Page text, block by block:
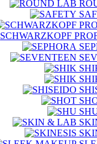
SCHWARZKOPF